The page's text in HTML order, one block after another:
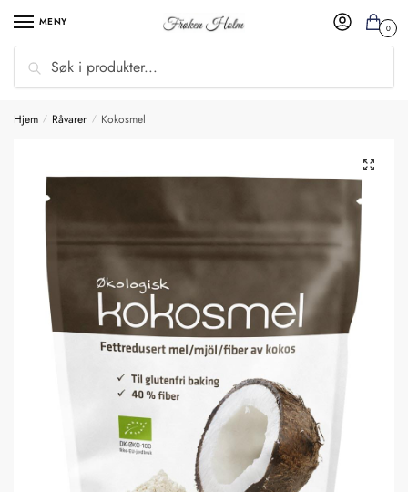
MENY
Søk
0
Hjem / Råvarer / Kokosmel